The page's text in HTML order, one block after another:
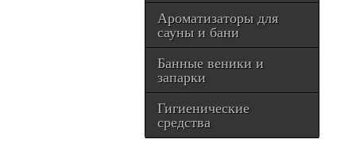
Ароматизаторы для
сауны и бани
Банные веники и
запарки
Гигиенические
средства